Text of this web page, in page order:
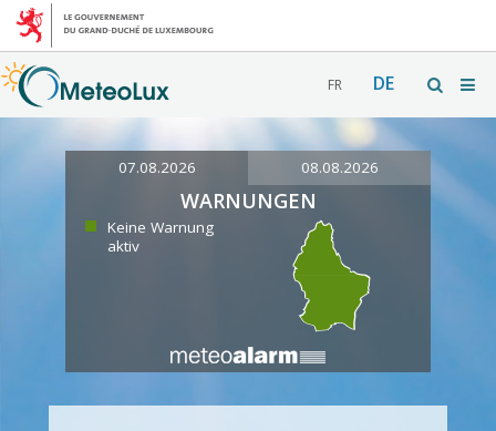
FR DE
07.08.2026 08.08.2026
WARNUNGEN
Keine Warnung
aktiv